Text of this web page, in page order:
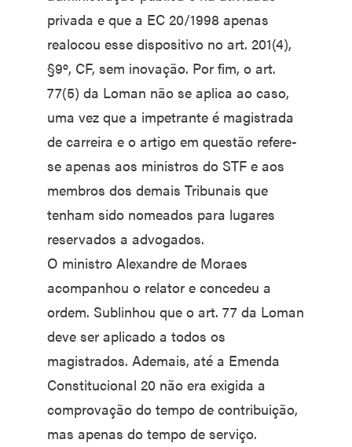
privada e que a EC 20/1998 apenas
realocou esse dispositivo no art. 201(4),
§9º, CF, sem inovação. Por fim, o art.
77(5) da Loman não se aplica ao caso,
uma vez que a impetrante é magistrada
de carreira e o artigo em questão refere-
se apenas aos ministros do STF e aos
membros dos demais Tribunais que
tenham sido nomeados para lugares
reservados a advogados.
O ministro Alexandre de Moraes
acompanhou o relator e concedeu a
ordem. Sublinhou que o art. 77 da Loman
deve ser aplicado a todos os
magistrados. Ademais, até a Emenda
Constitucional 20 não era exigida a
comprovação do tempo de contribuição,
mas apenas do tempo de serviço.